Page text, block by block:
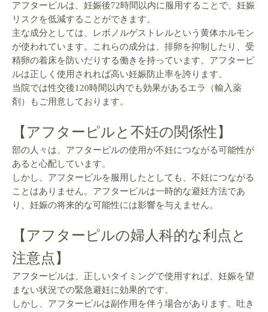
アフターピルは、妊娠後72時間以内に服用することで、妊娠
リスクを低減することができます。
主な成分としては、レボノルゲストレルという黄体ホルモン
が使われています。これらの成分は、排卵を抑制したり、受
精卵の着床を防いだりする働きを持っています。アフターピ
ルは正しく使用されれば高い妊娠防止率を誇ります。
当院では性交後120時間以内でも効果があるエラ（輸入薬
剤）もご用意しております。
【アフターピルと不妊の関係性】
部の人々は、アフターピルの使用が不妊につながる可能性が
あると心配しています。
しかし、アフターピルを服用したとしても、不妊につながる
ことはありません。アフターピルは一時的な避妊方法であ
り、妊娠の将来的な可能性には影響を与えません。
【アフターピルの婦人科的な利点と
注意点】
アフターピルは、正しいタイミングで使用すれば、妊娠を望
まない状況での緊急避妊に効果的です。
しかし、アフターピルは副作用を伴う場合があります。吐き